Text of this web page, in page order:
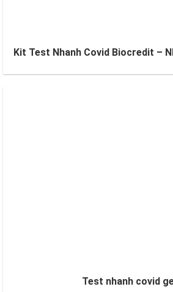
Kit Test Nhanh Covid Biocredit –
Test nhanh covid